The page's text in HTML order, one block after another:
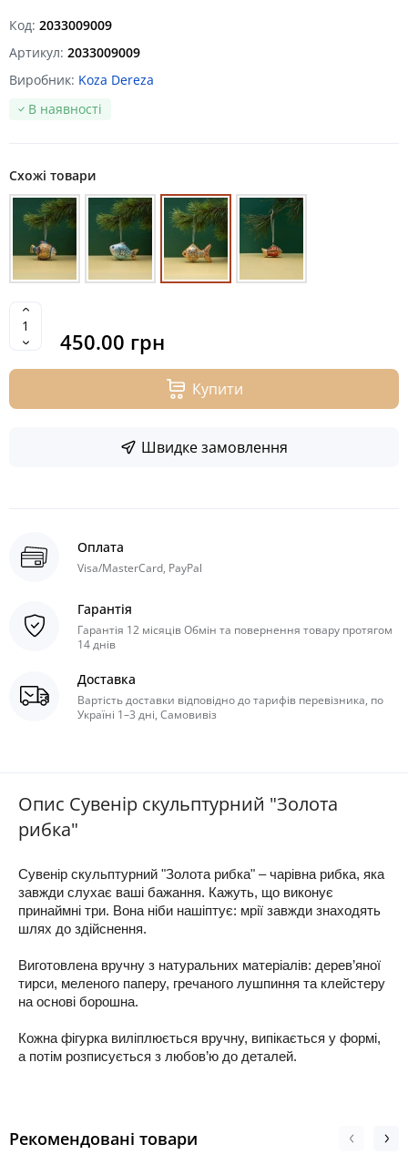
Код: 2033009009
Артикул: 2033009009
Виробник: Koza Dereza
В наявності
Схожі товари
450.00 грн
Купити
Швидке замовлення
Оплата
Visa/MasterCard, PayPal
Гарантія
Гарантія 12 місяців Обмін та повернення товару протягом
14 днів
Доставка
Вартість доставки відповідно до тарифів перевізника, по
Україні 1–3 дні, Самовивіз
Опис Сувенір скульптурний "Золота
рибка"
Сувенір скульптурний "Золота рибка" – чарівна рибка, яка
завжди слухає ваші бажання. Кажуть, що виконує
принаймні три. Вона ніби нашіптує: мрії завжди знаходять
шлях до здійснення.
Виготовлена вручну з натуральних матеріалів: дерев’яної
тирси, меленого паперу, гречаного лушпиння та клейстеру
на основі борошна.
Кожна фігурка виліплюється вручну, випікається у формі,
а потім розписується з любов’ю до деталей.
Рекомендовані товари